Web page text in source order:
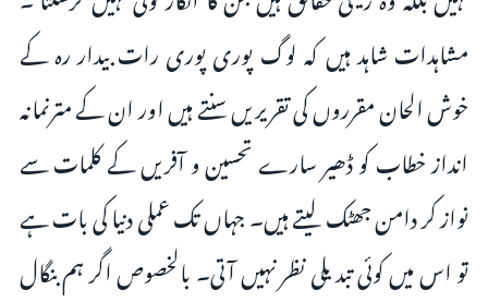
مشاہدات شاہد ہیں کہ لوگ پوری پوری رات بیدار رہ کے
خوش الحان مقرروں کی تقریریں سنتے ہیں اور ان کے مترنمانہ
انداز خطاب کو ڈھیر سارے تحسین و آفریں کے کلمات سے
نواز کر دامن جھٹک لیتے ہیں۔ جہاں تک عملی دنیا کی بات ہے
تو اس میں کوئی تبدیلی نظر نہیں آتی۔ بالخصوص اگر ہم بنگال